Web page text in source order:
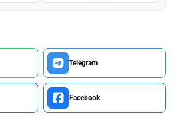
Telegram
Facebook